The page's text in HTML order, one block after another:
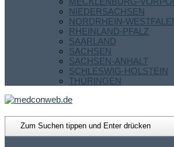
NIEDERSACHSEN
NORDRHEIN-
RHEINLAND-PFALZ
SAARLAND
SACHSEN
SACHSEN-ANHALT
SCHLESWIG-HOLSTEIN
THÜRINGEN